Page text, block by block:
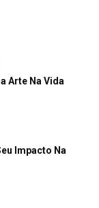
Arte Na Vida
Impacto Na